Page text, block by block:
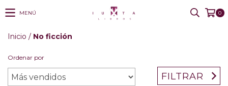
MENÚ 0
Inicio / No ficción
Ordenar por
FILTRAR